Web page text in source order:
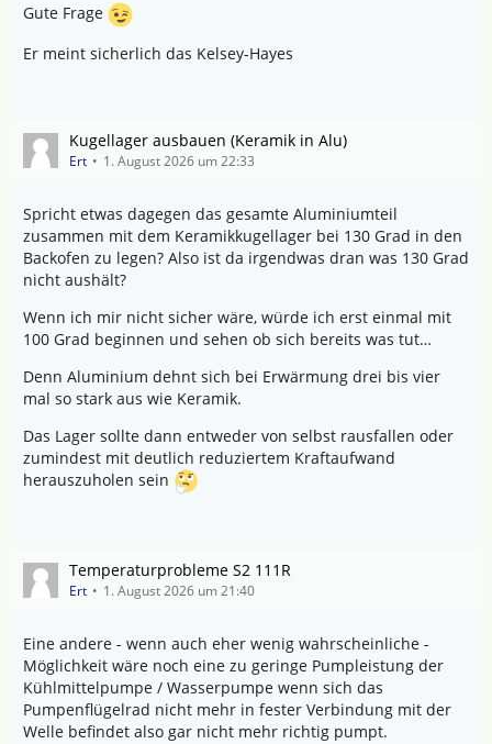
Gute Frage
Er meint sicherlich das Kelsey-Hayes
Kugellager ausbauen (Keramik in Alu)
Ert 1. August 2026 um 22:33
Spricht etwas dagegen das gesamte Aluminiumteil
zusammen mit dem Keramikkugellager bei 130 Grad in den
Backofen zu legen? Also ist da irgendwas dran was 130 Grad
nicht aushält?
Wenn ich mir nicht sicher wäre, würde ich erst einmal mit
100 Grad beginnen und sehen ob sich bereits was tut…
Denn Aluminium dehnt sich bei Erwärmung drei bis vier
mal so stark aus wie Keramik.
Das Lager sollte dann entweder von selbst rausfallen oder
zumindest mit deutlich reduziertem Kraftaufwand
herauszuholen sein
Temperaturprobleme S2 111R
Ert 1. August 2026 um 21:40
Eine andere - wenn auch eher wenig wahrscheinliche -
Möglichkeit wäre noch eine zu geringe Pumpleistung der
Kühlmittelpumpe / Wasserpumpe wenn sich das
Pumpenflügelrad nicht mehr in fester Verbindung mit der
Welle befindet also gar nicht mehr richtig pumpt.